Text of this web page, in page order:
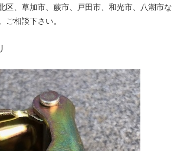
区、草加市、蕨市、戸田市、和光市、八潮市
相談下さい。